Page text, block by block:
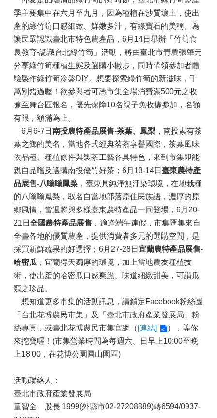
季主要集中在六月至九月，因為種植在沙質壤土，使出
產的綠竹筍口感細緻、鮮嫩多汁，有綠寶石的美稱。為
讓民眾認識臺北市特色農產品，6月14日舉辦「竹筍食
農教育-認識台北綠竹筍」活動，將由臺北市青農張肇元
分享綠竹筍種植生態及選購小撇步，同時帶領參加者體
驗製作綠竹筍冷盤DIY。想要探索綠竹筍的新滋味，千
萬別錯過喔！欲參與者可憑市集全場消費滿500元之收
據至舞台區報名，優先保障10名親子免收據參加，名額
有限，額滿為止。
6月6-7日 南投農特產品展售-茶葉、鳳梨 ，南投素有茶
葉之鄉的美名，當地各式經典茗茶享譽國際，茶葉風味
依品種、種植條件與製茶工藝各具特色，來到市集即能
親自品嚐及選購南投優質好茶；6月13-14日 臺東農特產
品展售-八嗡嗡鳳梨 ，臺東具純淨無汙染環境，在地栽種
的八嗡嗡鳳梨，取名自當地部落原住民族語，濃厚的原
鄉風情，當週將與多樣臺東農特產品一同登場；6月20-
21日 全國農特產品展售 ，適逢端午連假，市集匯集來自
全臺各地的優質農產，提供消費者多元的選購空間，是
採買新鮮蔬果的好選擇；6月27-28日 宜蘭農特產品展售-
哈密瓜 ，宜蘭得天獨厚的環境，加上當地農友種植技
術，使出產的哈密瓜口感爽脆、味道細緻甜美，可謂瓜
類之珍品。
想知道更多市集的活動訊息，請鎖定Facebook粉絲團
「台北花博農民市集」及「臺北市政府產業發展局」粉
絲專頁，或臺北花博農民市集官網（ [連結]
），等你
來挖寶喔！(市集營業時間為每週六、日早上10:00至晚
上18:00，在花博公園圓山園區)
活動聯絡人：
臺北市政府產業發展局
童智全 股長 1999(外縣市02-27208889)轉6594/0937-